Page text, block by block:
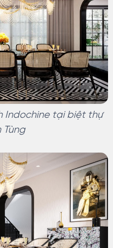
Indochine tại biệt thự
Tùng